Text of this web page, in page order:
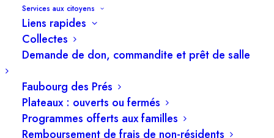
Services aux citoyens
Liens rapides
Collectes
Demande de don, commandite et prêt de salle
Faubourg des Prés
Plateaux : ouverts ou fermés
Programmes offerts aux familles
Remboursement de frais de non-résidents